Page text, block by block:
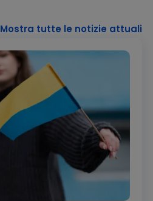
Mostra tutte le notizie attuali